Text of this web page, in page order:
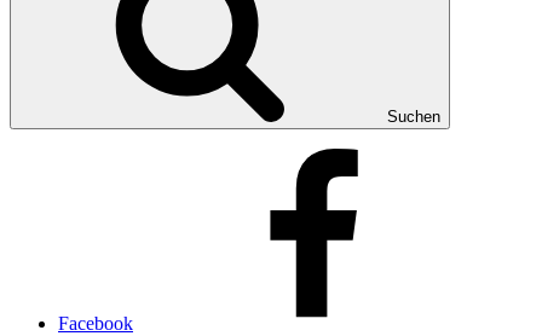
Suchen
Facebook